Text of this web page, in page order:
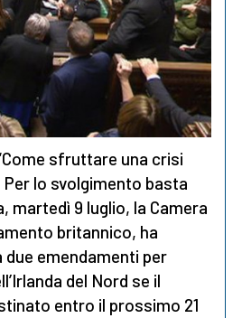
sfruttare una crisi
lo svolgimento basta
martedì 9 luglio, la Camera
britannico, ha
emendamenti per
del Nord se il
entro il prossimo 21